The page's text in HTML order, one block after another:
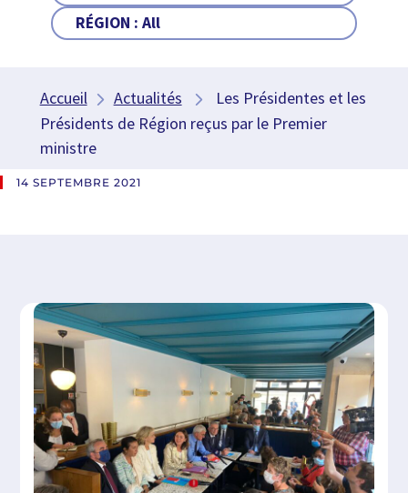
RÉGION :All
Accueil Actualités
Les Présidentes et les
Présidents de Région reçus par le Premier
ministre
14 SEPTEMBRE 2021